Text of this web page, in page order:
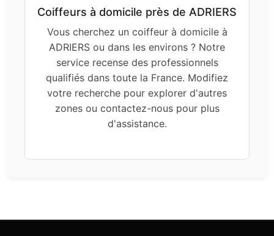
Coiffeurs à domicile près de ADRIERS
Vous cherchez un coiffeur à domicile à
ADRIERS ou dans les environs ? Notre
service recense des professionnels
qualifiés dans toute la France. Modifiez
votre recherche pour explorer d'autres
zones ou contactez-nous pour plus
d'assistance.